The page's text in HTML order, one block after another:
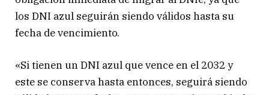
los DNI azul seguirán siendo válidos hasta su
fecha de vencimiento.
«Si tienen un DNI azul que vence en el 2032 y
este se conserva hasta entonces, seguirá siendo